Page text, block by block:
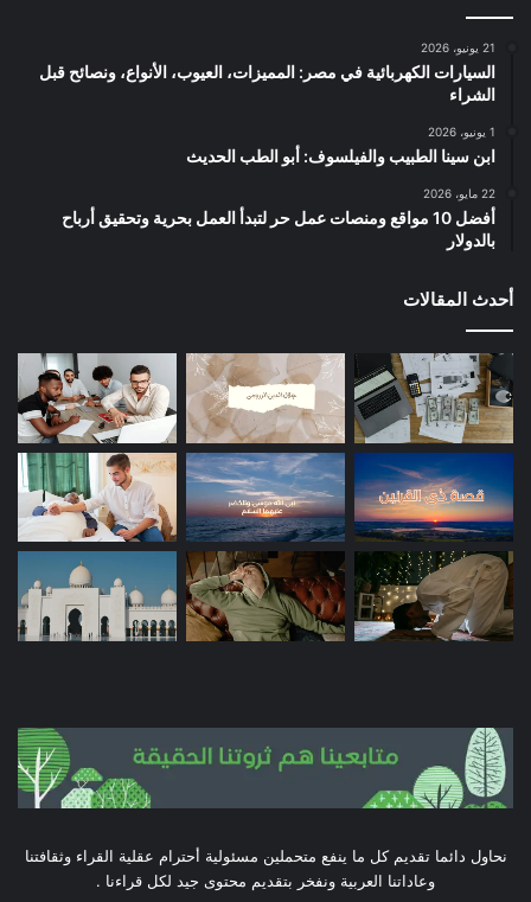
21 يونيو، 2026
السيارات الكهربائية في مصر: المميزات، العيوب، الأنواع، ونصائح قبل
الشراء
1 يونيو، 2026
ابن سينا الطبيب والفيلسوف: أبو الطب الحديث
22 مايو، 2026
أفضل 10 مواقع ومنصات عمل حر لتبدأ العمل بحرية وتحقيق أرباح
بالدولار
أحدث المقالات
نحاول دائما تقديم كل ما ينفع متحملين مسئولية أحترام عقلية القراء وثقافتنا
وعاداتنا العربية ونفخر بتقديم محتوى جيد لكل قراءنا .